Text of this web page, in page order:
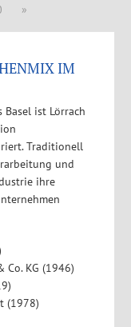
»
IM
ist Lörrach
Traditionell
und
ihre
Co. KG (1946)
(1978)